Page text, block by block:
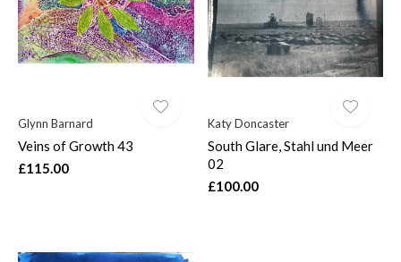
Glynn Barnard
Veins of Growth 43
£115.00
Katy Doncaster
South Glare, Stahl und Meer
02
£100.00